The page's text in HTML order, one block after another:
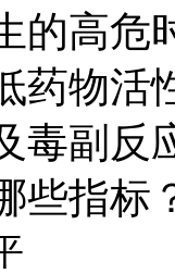
的高危
药物活
毒副反
些指标